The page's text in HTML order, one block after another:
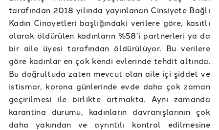
tarafından 2018 yılında yayınlanan Cinsiyete Bağlı
Kadın Cinayetleri başlığındaki verilere göre, kasıtlı
olarak öldürülen kadınların %58’i partnerleri ya da
bir aile üyesi tarafından öldürülüyor. Bu verilere
göre kadınlar en çok kendi evlerinde tehdit altında.
Bu doğrultuda zaten mevcut olan aile içi şiddet ve
istismar, korona günlerinde evde daha çok zaman
geçirilmesi ile birlikte artmakta. Aynı zamanda
karantina durumu, kadınların davranışlarının çok
daha yakından ve ayrıntılı kontrol edilmesine